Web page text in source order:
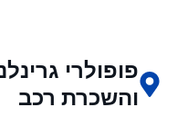
פופולרי
והשכרת רכב